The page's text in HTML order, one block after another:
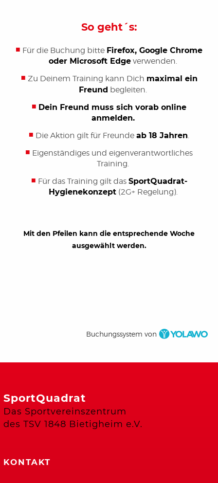
So geht´s:
Für die Buchung bitte Firefox, Google Chrome
oder Microsoft Edge verwenden.
Zu Deinem Training kann Dich maximal ein
Freund begleiten.
Dein Freund muss sich vorab online
anmelden.
Die Aktion gilt für Freunde ab 18 Jahren.
Eigenständiges und eigenverantwortliches
Training.
Für das Training gilt das SportQuadrat-
Hygienekonzept(2G+ Regelung).
Mit den Pfeilen kann die entsprechende Woche
ausgewählt werden.
Buchungssystem von
SportQuadrat
Das Sportvereinszentrum
des TSV 1848 Bietigheim e.V.
KONTAKT